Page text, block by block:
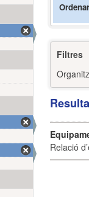
Filtres
Relació